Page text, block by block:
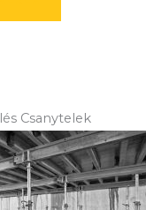
Csanytelek